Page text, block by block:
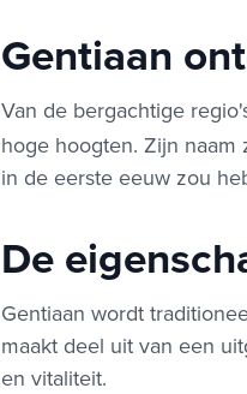
Gentiaan
Van de bergachtige
hoge hoogten. Zijn
in de eerste eeuw zou
De
Gentiaan wordt
maakt deel uit van een
en vitaliteit.